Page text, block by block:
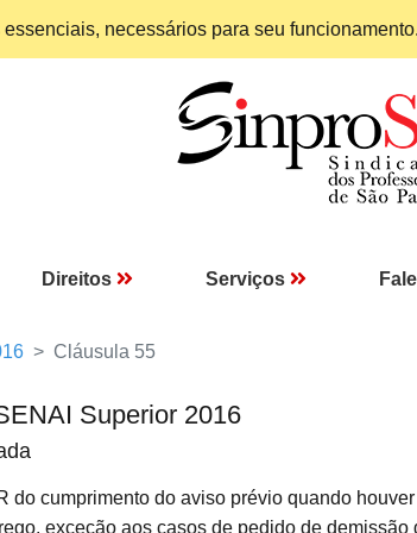
necessários para seu
Direitos Serviços
Cláusula 55
Superior 2016
do cumprimento do aviso prévio quando houver
exceção aos casos de pedido de demissão